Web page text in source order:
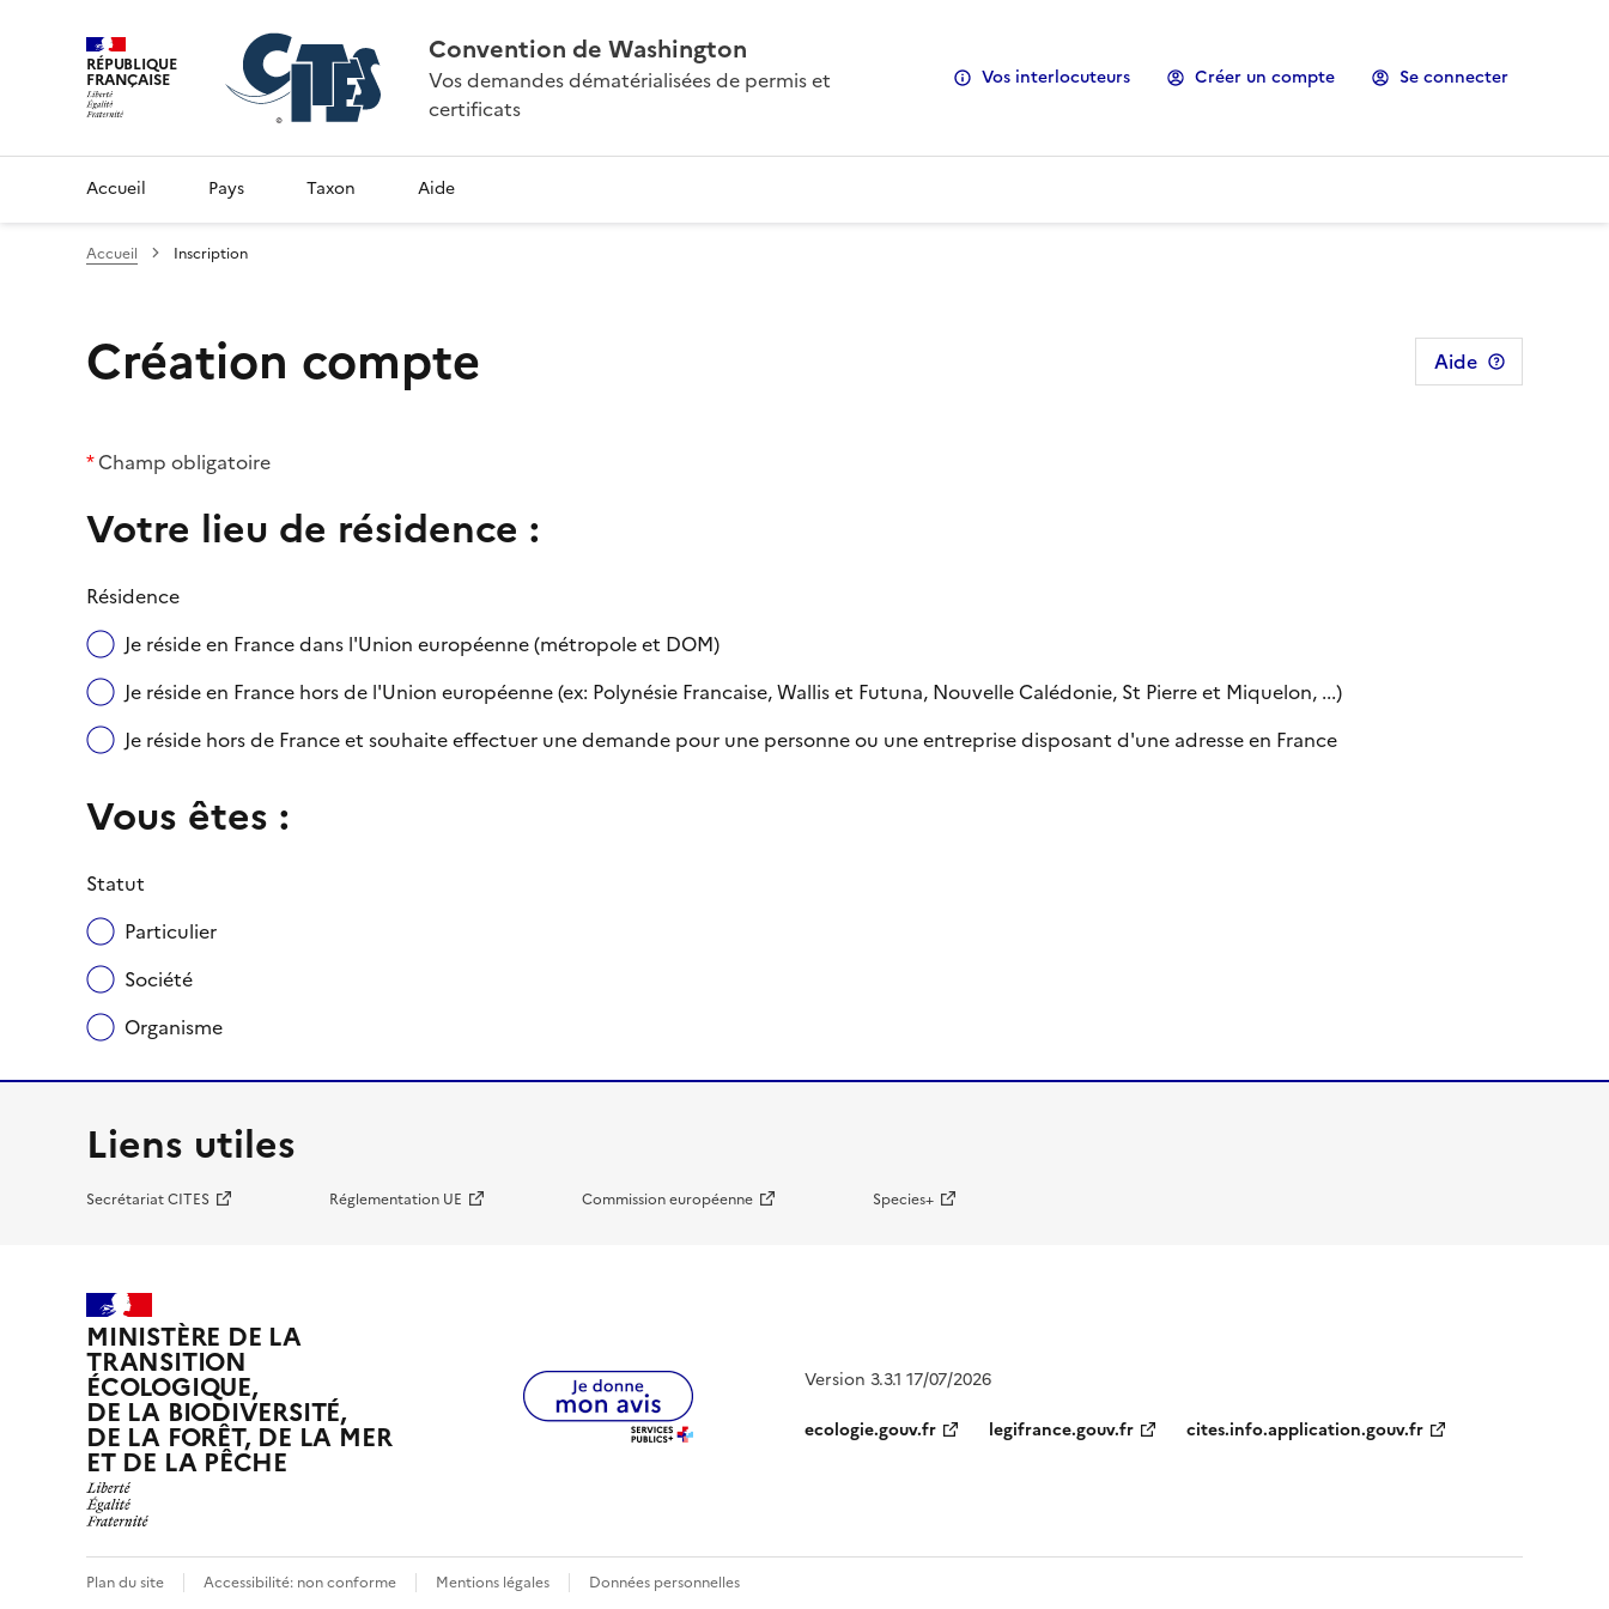
RÉPUBLIQUE
FRANÇAISE
Convention de Washington
Vos demandes dématérialisées de permis et
certificats
Vos interlocuteurs Créer un compte Se connecter
Accueil Pays Taxon Aide
Accueil Inscription
Création compte Aide
*Champ obligatoire
Votre lieu de résidence :
Résidence
Je réside en France dans l'Union européenne (métropole et DOM)
Je réside en France hors de l'Union européenne (ex: Polynésie Francaise, Wallis et Futuna, Nouvelle Calédonie, St Pierre et Miquelon, ...)
Je réside hors de France et souhaite effectuer une demande pour une personne ou une entreprise disposant d'une adresse en France
Vous êtes :
Statut
Particulier
Société
Organisme
Liens utiles
Secrétariat CITES Réglementation UE Commission européenne Species+
MINISTÈRE DE LA
TRANSITION
ÉCOLOGIQUE,
DE LA BIODIVERSITÉ,
DE LA FORÊT, DE LA MER
ET DE LA PÊCHE
Version 3.3.1 17/07/2026
ecologie.gouv.fr
legifrance.gouv.fr cites.info.application.gouv.fr
Plan du site Accessibilité: non conforme Mentions légales Données personnelles